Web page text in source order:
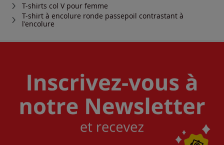
T-shirts col V pour femme
T-shirt à encolure ronde passepoil contrastant à
l'encolure